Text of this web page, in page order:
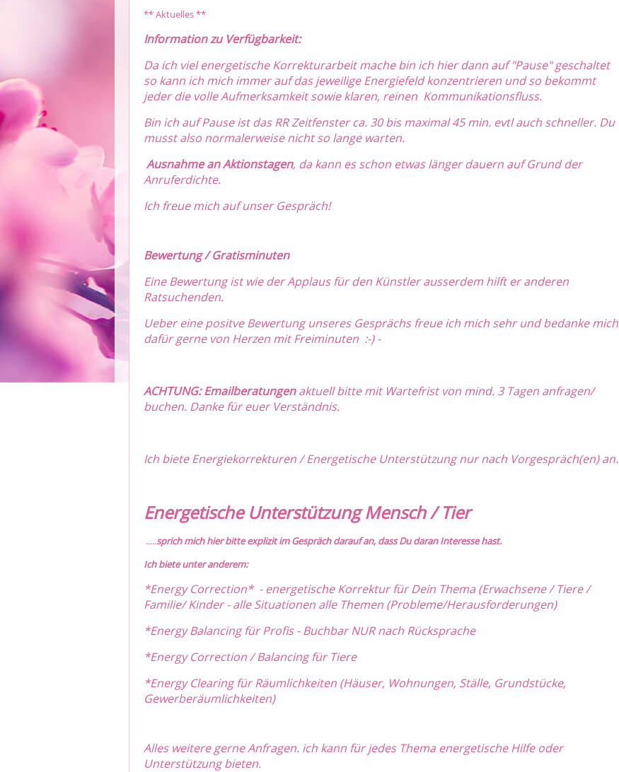
** Aktuelles **
Information zu Verfügbarkeit:
Da ich viel energetische Korrekturarbeit mache bin ich hier dann auf "Pause" geschaltet
so kann ich mich immer auf das jeweilige Energiefeld konzentrieren und so bekommt
jeder die volle Aufmerksamkeit sowie klaren, reinen Kommunikationsfluss.
Bin ich auf Pause ist das RR Zeitfenster ca. 30 bis maximal 45 min. evtl auch schneller. Du
musst also normalerweise nicht so lange warten.
Ausnahme an Aktionstagen, da kann es schon etwas länger dauern auf Grund der
Anruferdichte.
Ich freue mich auf unser Gespräch!
Bewertung / Gratisminuten
Eine Bewertung ist wie der Applaus für den Künstler ausserdem hilft er anderen
Ratsuchenden.
Ueber eine positve Bewertung unseres Gesprächs freue ich mich sehr und bedanke mich
dafür gerne von Herzen mit Freiminuten :-) -
ACHTUNG: Emailberatungenaktuell bitte mit Wartefrist von mind. 3 Tagen anfragen/
buchen. Danke für euer Verständnis.
Ich biete Energiekorrekturen / Energetische Unterstützung nur nach Vorgespräch(en) an.
Energetische Unterstützung Mensch / Tier
.....sprich mich hier bitte explizit im Gespräch darauf an, dass Du daran Interesse hast.
Ich biete unter anderem:
*Energy Correction* - energetische Korrektur für Dein Thema (Erwachsene / Tiere /
Familie/ Kinder - alle Situationen alle Themen (Probleme/Herausforderungen)
*Energy Balancing für Profis - Buchbar NUR nach Rücksprache
*Energy Correction / Balancing für Tiere
*Energy Clearing für Räumlichkeiten (Häuser, Wohnungen, Ställe, Grundstücke,
Gewerberäumlichkeiten)
Alles weitere gerne Anfragen. ich kann für jedes Thema energetische Hilfe oder
Unterstützung bieten.